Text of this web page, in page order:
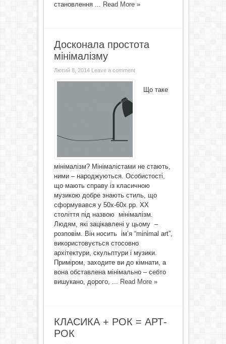
становлення ... Read More »
Досконала простота
мінімалізму
Лютий 8, 2014 Leave a comment
Що таке
мінімалізм? Мінімалістами не стають,
ними – народжуються. Особистості,
що мають справу із класичною
музикою добре знають стиль, що
сформувався у 50х-60х рр. ХХ
століття під назвою мінімалізм.
Людям, які зацікавлені у цьому –
розповім. Він носить ім’я “minimal art”,
використовується стосовно
архітектури, скульптури і музики.
Приміром, заходите ви до кімнати, а
вона обставлена мінімально – себто
вишукано, дорого, ... Read More »
КЛАСИКА + РОК = АРТ-
РОК